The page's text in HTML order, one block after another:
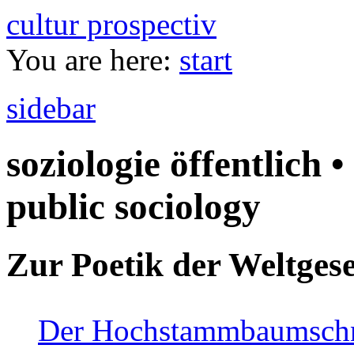
cultur prospectiv
You are here: start
sidebar
soziologie öffentlich
public sociology
Zur Poetik der
Der